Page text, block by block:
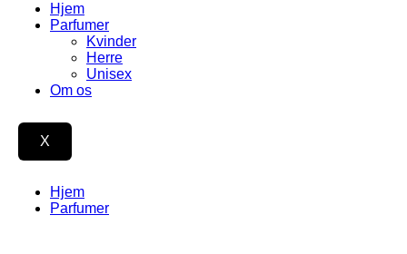
Hjem
Parfumer
Kvinder
Herre
Unisex
Om os
X
Hjem
Parfumer